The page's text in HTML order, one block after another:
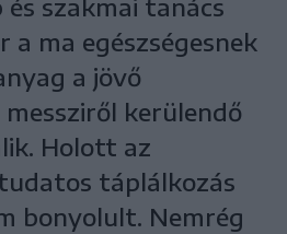
szakmai tanács
a ma egészségesnek
a jövő
kerülendő
Holott az
táplálkozás
bonyolult. Nemrég